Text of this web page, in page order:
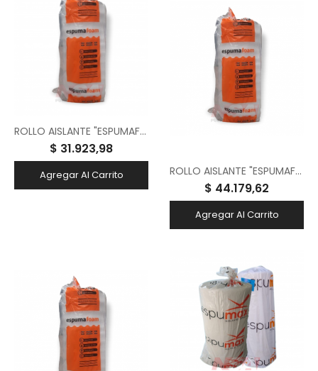
ROLLO AISLANTE "ESPUMAFOAM" C/ LAMINA ALUMINIZADA SOLAPA C/ TACC 5MM 1.00X20 MTS
$ 31.923,98
Agregar Al Carrito ROLLO AISLANTE "ESPUMAFOAM" C/ LAMINA ALUMINIZADA SOLAPA SIN TACC 10MM 1.00X20 MTS
$ 44.179,62
Agregar Al Carrito